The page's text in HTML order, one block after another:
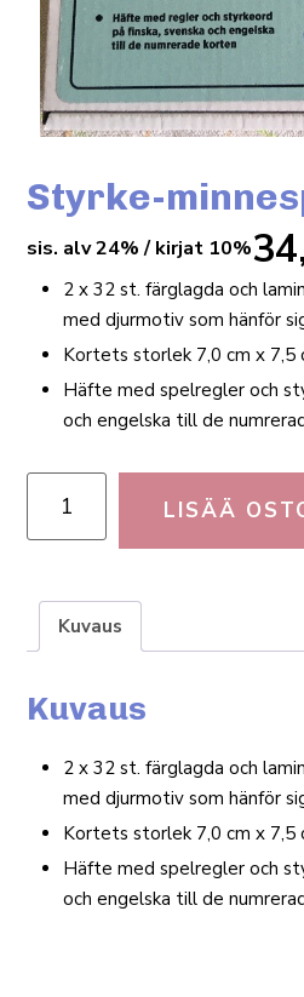
Styrke-
sis. alv 24% / kirjat 10%
2 x 32 st. färglagda och
med djurmotiv som hänför
Kortets storlek 7,0 cm x 7,5
Häfte med spelregler och
och engelska till de
LISÄÄ
Kuvaus
Kuvaus
2 x 32 st. färglagda och
med djur­motiv som hänför
Kortets storlek 7,0 cm x 7,5
Häfte med spel­regler och
och engelska till de